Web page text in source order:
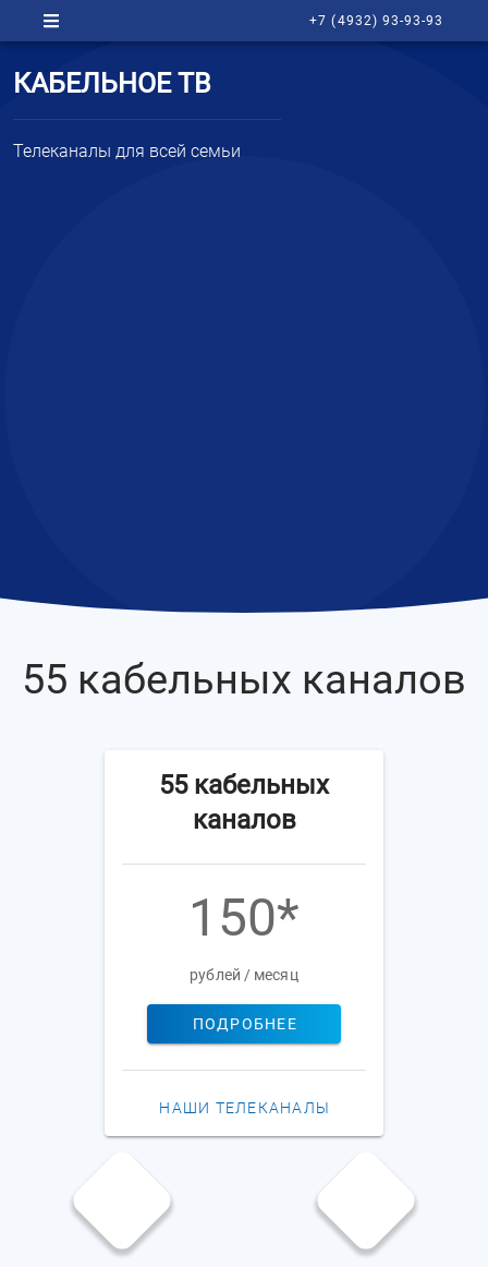
+7 (4932) 93-93-93
КАБЕЛЬНОЕ ТВ
Телеканалы для всей семьи
55 кабельных каналов
55 кабельных
каналов
150*
рублей / месяц
ПОДРОБНЕЕ
НАШИ ТЕЛЕКАНАЛЫ